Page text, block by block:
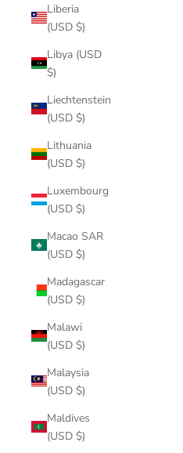
Liberia
(USD $)
Libya (USD
$)
Liechtenstein
(USD $)
Lithuania
(USD $)
Luxembourg
(USD $)
Macao SAR
(USD $)
Madagascar
(USD $)
Malawi
(USD $)
Malaysia
(USD $)
Maldives
(USD $)